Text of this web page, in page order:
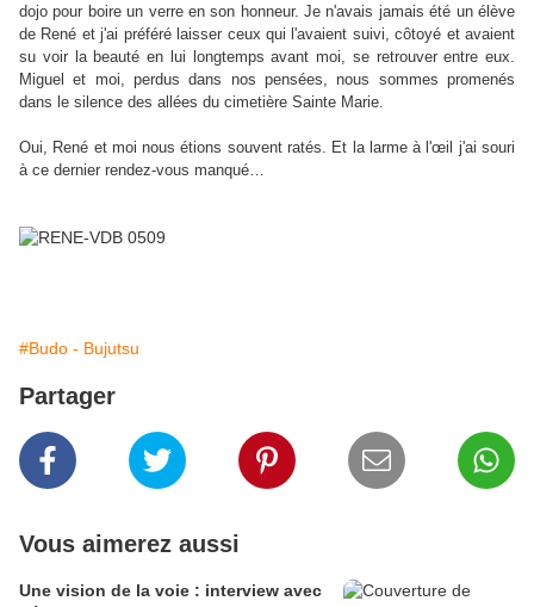
dojo pour boire un verre en son honneur. Je n'avais jamais été un élève
de René et j'ai préféré laisser ceux qui l'avaient suivi, côtoyé et avaient
su voir la beauté en lui longtemps avant moi, se retrouver entre eux.
Miguel et moi, perdus dans nos pensées, nous sommes promenés
dans le silence des allées du cimetière Sainte Marie.
Oui, René et moi nous étions souvent ratés. Et la larme à l'œil j'ai souri
à ce dernier rendez-vous manqué…
#Budo - Bujutsu
Partager
Vous aimerez aussi
Une vision de la voie : interview avec